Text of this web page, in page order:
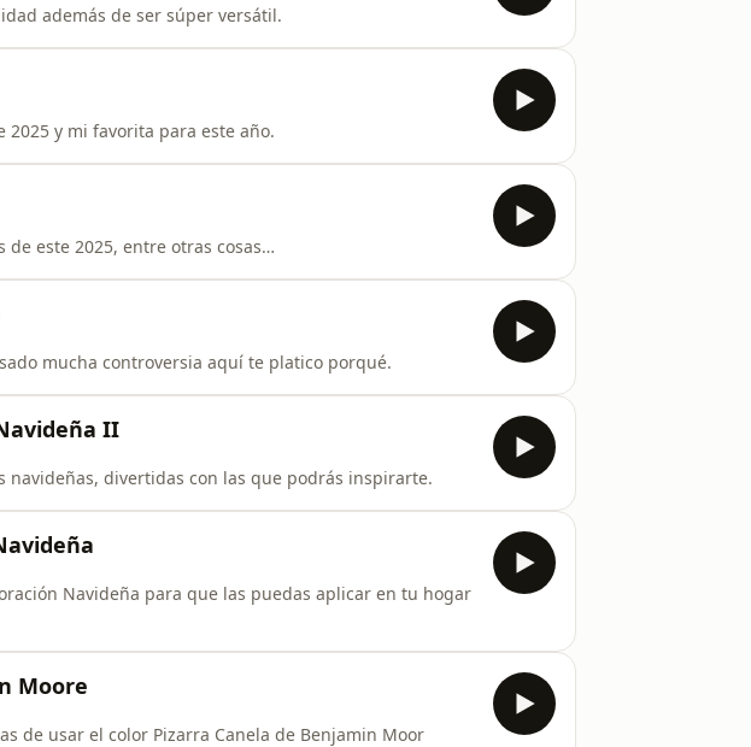
además de ser súper versátil.
2025 y mi favorita para este año.
de este 2025, entre otras cosas…
mucha controversia aquí te platico porqué.
II
navideñas, divertidas con las que podrás inspirarte.
Navideña para que las puedas aplicar en tu hogar
Moore
de usar el color Pizarra Canela de Benjamin Moor